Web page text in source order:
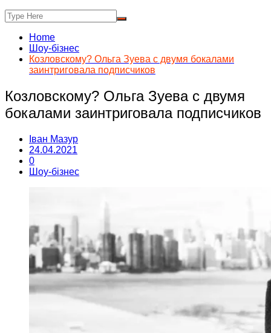
Home
Шоу-бізнес
Козловскому? Ольга Зуева с двумя бокалами
заинтриговала подписчиков
Козловскому? Ольга Зуева с двумя
бокалами заинтриговала подписчиков
Іван Мазур
24.04.2021
0
Шоу-бізнес